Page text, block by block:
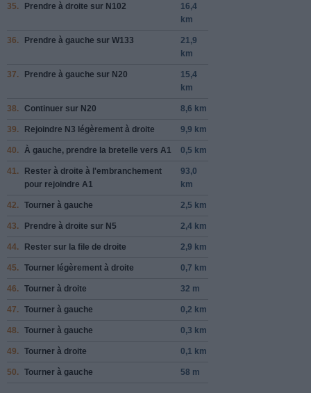
35. Prendre à droite sur N102
16,4
km
36. Prendre à gauche sur W133
21,9
km
37. Prendre à gauche sur N20
15,4
km
38. Continuer sur N20 8,6 km
39. Rejoindre N3 légèrement à droite 9,9 km
40. À gauche, prendre la bretelle vers A1 0,5 km
41. Rester à droite à l'embranchement
pour rejoindre A1
93,0
km
42. Tourner à gauche 2,5 km
43. Prendre à droite sur N5 2,4 km
44. Rester sur la file de droite 2,9 km
45. Tourner légèrement à droite 0,7 km
46. Tourner à droite 32 m
47. Tourner à gauche 0,2 km
48. Tourner à gauche 0,3 km
49. Tourner à droite 0,1 km
50. Tourner à gauche 58 m